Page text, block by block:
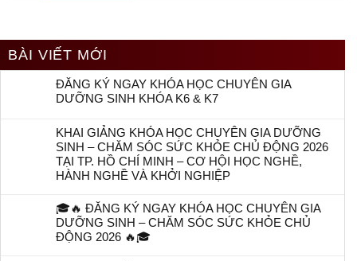
BÀI VIẾT MỚI
ĐĂNG KÝ NGAY KHÓA HỌC CHUYÊN GIA
DƯỠNG SINH KHÓA K6 & K7
KHAI GIẢNG KHÓA HỌC CHUYÊN GIA DƯỠNG
SINH – CHĂM SÓC SỨC KHỎE CHỦ ĐỘNG 2026
TẠI TP. HỒ CHÍ MINH – CƠ HỘI HỌC NGHỀ,
HÀNH NGHỀ VÀ KHỞI NGHIỆP
🎓🔥 ĐĂNG KÝ NGAY KHÓA HỌC CHUYÊN GIA
DƯỠNG SINH – CHĂM SÓC SỨC KHỎE CHỦ
ĐỘNG 2026 🔥🎓